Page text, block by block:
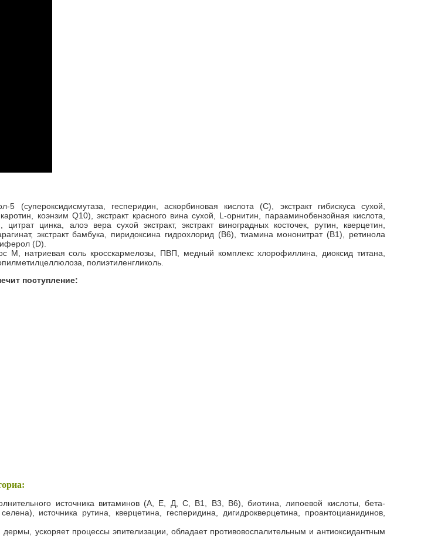
5 (супероксидисмутаза, гесперидин, аскорбиновая кислота (С), экстракт гибискуса сухой,
коэнзим Q10), экстракт красного вина сухой, L-орнитин, парааминобензойная кислота,
цитрат цинка, алоэ вера сухой экстракт, экстракт виноградных косточек, рутин, кверцетин,
экстракт бамбука, пиридоксина гидрохлорид (В6), тиамина мононитрат (В1), ретинола
(D).
М, натриевая соль кросскармелозы, ПВП, медный комплекс хлорофиллина, диоксид титана,
полиэтиленгликоль.
поступление:
источника витаминов (А, Е, Д, С, В1, В3, В6), биотина, липоевой кислоты, бета-
источника рутина, кверцетина, гесперидина, дигидрокверцетина, проантоцианидинов,
ускоряет процессы эпителизации, обладает противовоспалительным и антиоксидантным